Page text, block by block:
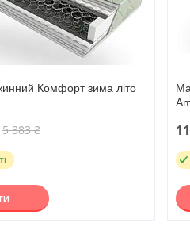
Комфорт зима літо
5 383 ₴